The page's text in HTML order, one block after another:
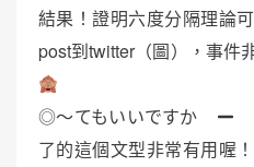
結果！證明六度分隔理論
post到twitter（圖），事件
◎〜てもいいですか
了的這個文型非常有用喔